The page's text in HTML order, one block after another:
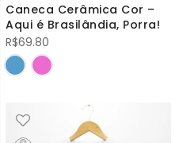
Caneca Cerâmica Cor –
Aqui é Brasilândia, Porra!
R$69.80